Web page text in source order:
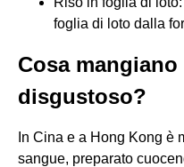
foglia di loto dalla
Cosa
disgustoso?
In Cina e a Hong Kong è
sangue, preparato